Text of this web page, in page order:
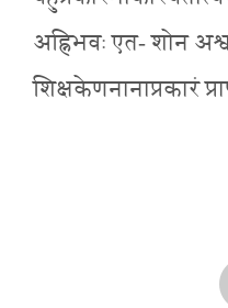
अह्निभवः एत- शोन
शिक्षकेणनानाप्रकारं